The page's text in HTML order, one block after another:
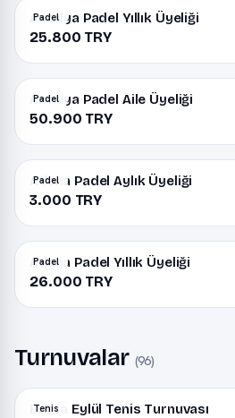
Padel
Antalya Padel Yıllık Üyeliği
25.800 TRY
Padel
Antalya Padel Aile Üyeliği
50.900 TRY
Padel
Adana Padel Aylık Üyeliği
3.000 TRY
Padel
Adana Padel Yıllık Üyeliği
26.000 TRY
Turnuvalar (96)
Tenis
Bursa Eylül Tenis Turnuvası